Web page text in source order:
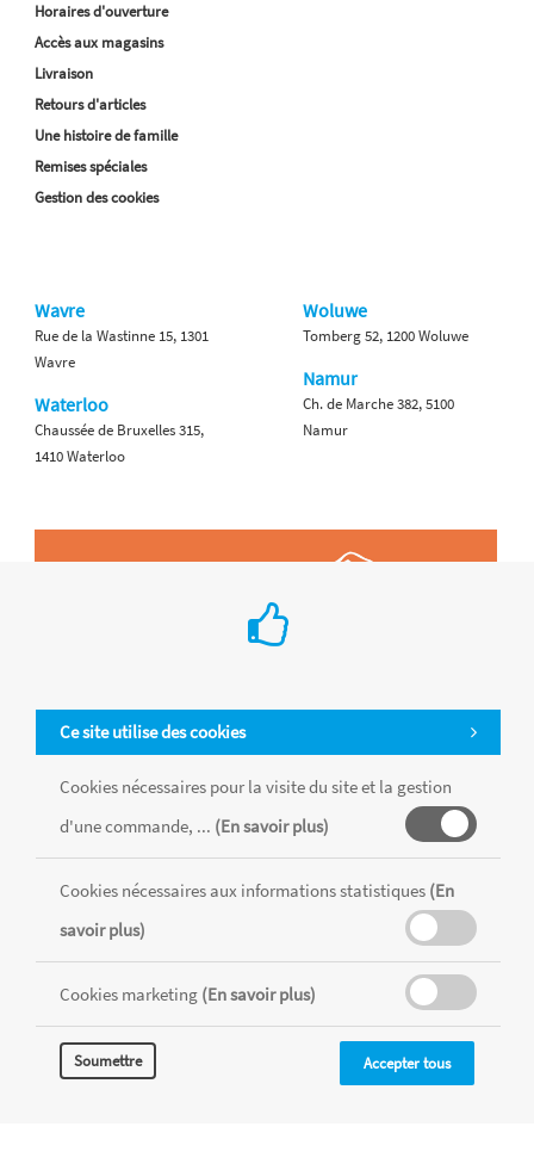
Ce site utilise des cookies
Cookies nécessaires pour la visite du site et la gestion
d'une commande, ... (En savoir plus)
Cookies nécessaires aux informations statistiques (En
savoir plus)
Cookies marketing (En savoir plus)
Soumettre Accepter tous
Horaires d'ouverture
Accès aux magasins
Livraison
Retours d'articles
Une histoire de famille
Remises spéciales
Gestion des cookies
Wavre
Rue de la Wastinne 15, 1301
Wavre
Waterloo
Chaussée de Bruxelles 315,
1410 Waterloo
Woluwe
Tomberg 52, 1200 Woluwe
Namur
Ch. de Marche 382, 5100
Namur
Tous les produits sont vendus dans la limite des stocks disponibles de